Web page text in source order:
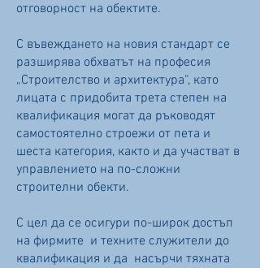
отговорност на обектите.
С въвеждането на новия стандарт се
разширява обхватът на професия
„Строителство и архитектура“, като
лицата с придобита трета степен на
квалификация могат да ръководят
самостоятелно строежи от пета и
шеста категория, както и да участват в
управлението на по-сложни
строителни обекти.
С цел да се осигури по-широк достъп
на фирмите и техните служители до
квалификация и да насърчи тяхната